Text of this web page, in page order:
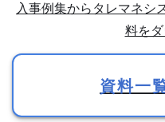
入事例集からタレマネシ
料をダ
資料一